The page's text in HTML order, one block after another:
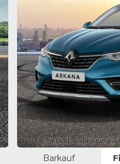
Bild zeigt Beispielabbildung
Barkauf